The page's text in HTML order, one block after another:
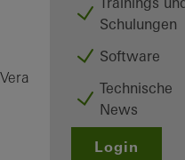
Schulungen
Software
Technische
News
Login
Verarbeiter